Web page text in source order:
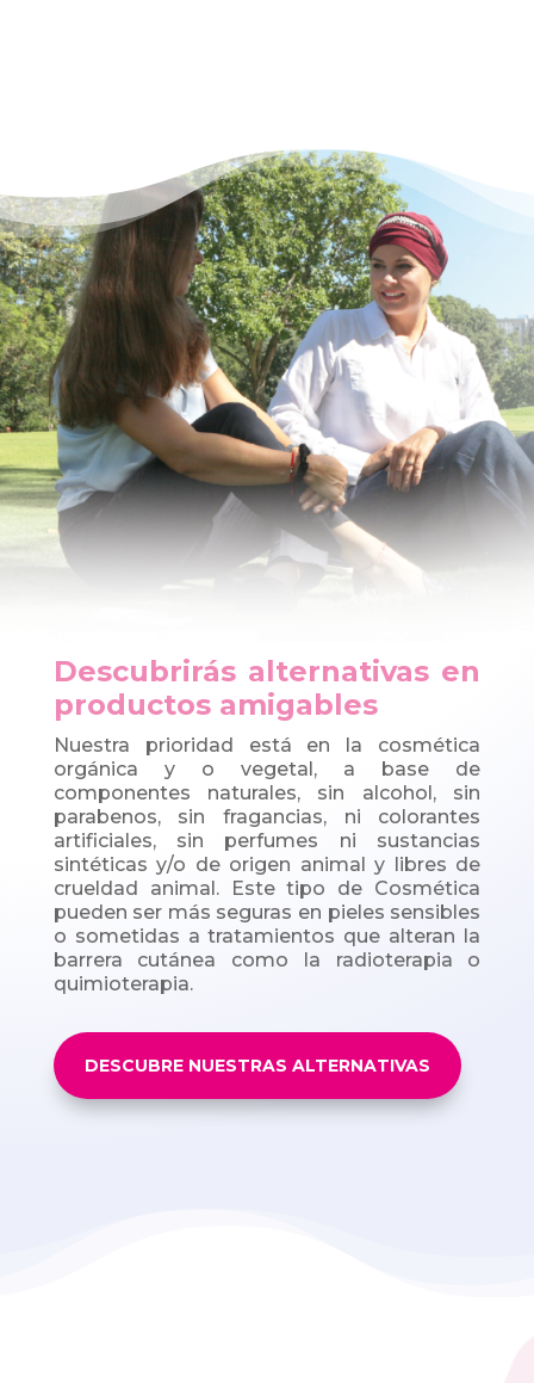
Descubrirás alternativas en
productos amigables
Nuestra prioridad está en la cosmética
orgánica y o vegetal, a base de
componentes naturales, sin alcohol, sin
parabenos, sin fragancias, ni colorantes
artificiales, sin perfumes ni sustancias
sintéticas y/o de origen animal y libres de
crueldad animal. Este tipo de Cosmética
pueden ser más seguras en pieles sensibles
o sometidas a tratamientos que alteran la
barrera cutánea como la radioterapia o
quimioterapia.
DESCUBRE NUESTRAS ALTERNATIVAS